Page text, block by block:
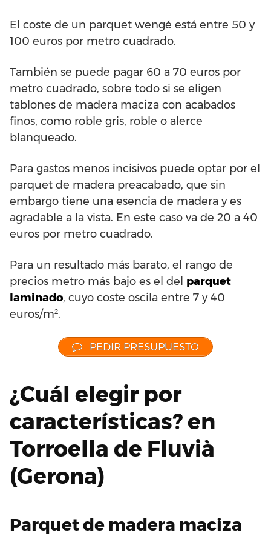
El coste de un parquet wengé está entre 50 y
100 euros por metro cuadrado.
También se puede pagar 60 a 70 euros por
metro cuadrado, sobre todo si se eligen
tablones de madera maciza con acabados
finos, como roble gris, roble o alerce
blanqueado.
Para gastos menos incisivos puede optar por el
parquet de madera preacabado, que sin
embargo tiene una esencia de madera y es
agradable a la vista. En este caso va de 20 a 40
euros por metro cuadrado.
Para un resultado más barato, el rango de
precios metro más bajo es el del parquet
laminado, cuyo coste oscila entre 7 y 40
euros/m².
PEDIR PRESUPUESTO
¿Cuál elegir por
características? en
Torroella de Fluvià
(Gerona)
Parquet de madera maciza